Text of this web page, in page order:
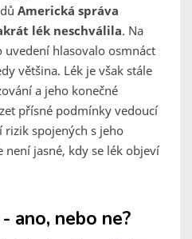
Americká správa
lék neschválila. Na
hlasovalo osmnáct
většina. Lék je však stále
a jeho konečné
přísné podmínky vedoucí
spojených s jeho
není jasné, kdy se lék objeví
ano, nebo ne?